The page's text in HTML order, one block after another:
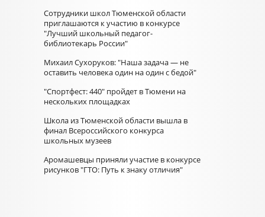
Сотрудники школ Тюменской области
приглашаются к участию в конкурсе
"Лучший школьный педагог-
библиотекарь России"
Михаил Сухоруков: "Наша задача — не
оставить человека один на один с бедой"
"Спортфест: 440" пройдет в Тюмени на
нескольких площадках
Школа из Тюменской области вышла в
финал Всероссийского конкурса
школьных музеев
Аромашевцы приняли участие в конкурсе
рисунков "ГТО: Путь к знаку отличия"